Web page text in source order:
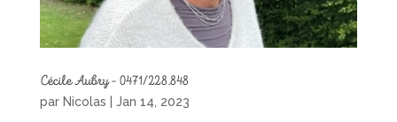
Cécile Aubry – 0471/228.848
par Nicolas Jan 14, 2023